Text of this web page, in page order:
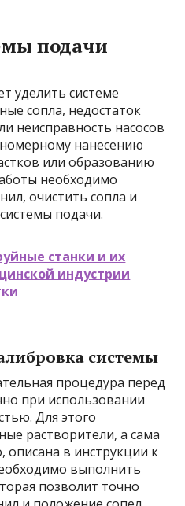
подачи
уделить системе
сопла, недостаток
неисправность насосов
нанесению
или образованию
необходимо
очистить сопла и
подачи.
станки и их
индустрии
системы
процедура перед
при использовании
Для этого
растворители, а сама
описана в инструкции к
выполнить
позволит точно